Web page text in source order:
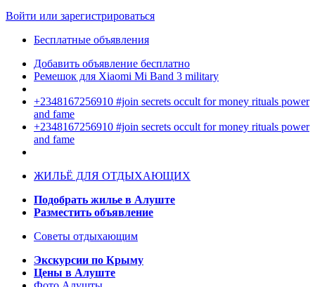
Войти или зарегистрироваться
Бесплатные объявления
Добавить объявление бесплатно
Ремешок для Xiaomi Mi Band 3 military
+2348167256910 #join secrets occult for money rituals power
and fame
+2348167256910 #join secrets occult for money rituals power
and fame
ЖИЛЬЁ ДЛЯ ОТДЫХАЮЩИХ
Подобрать жилье в Алуште
Разместить объявление
Советы отдыхающим
Экскурсии по Крыму
Цены в Алуште